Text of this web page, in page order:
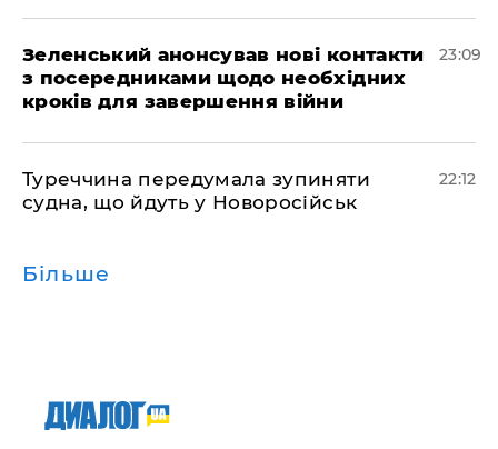
Зеленський анонсував нові контакти
з посередниками щодо необхідних
кроків для завершення війни
23:09
Туреччина передумала зупиняти
судна, що йдуть у Новоросійськ
22:12
Більше